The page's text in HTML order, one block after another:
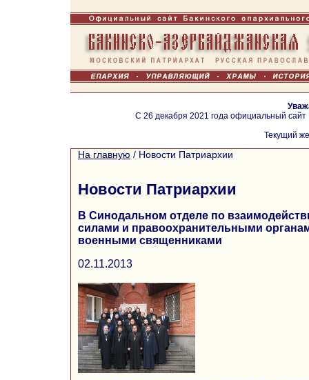
С 26 декабря 2021 года официальный
Текущий
На главную / Новости Патриархии
Новости Патриархии
В Синодальном отделе по
силами и правоохранительными
военными священниками
02.11.2013